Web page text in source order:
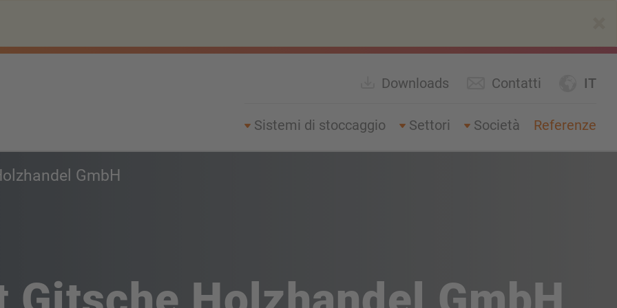
IT
Downloads Contatti
Sistemi di stoccaggio Settori Società Referenze
GmbH